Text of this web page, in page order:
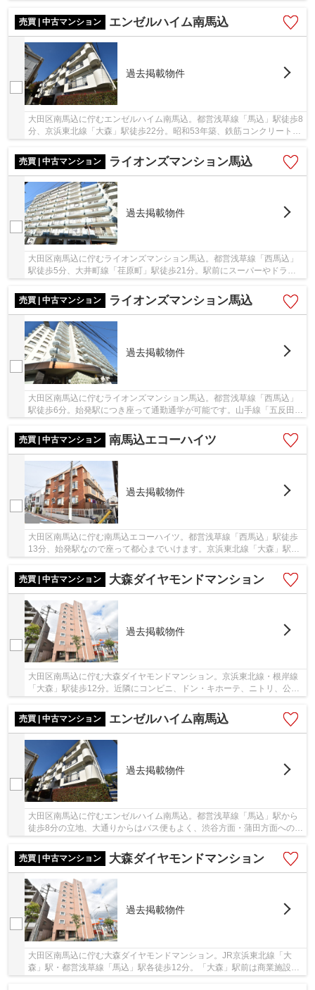
売買 | 中古マンション
エンゼルハイム南馬込
過去掲載物件
大田区南馬込に佇むエンゼルハイム南馬込。都営浅草線「馬込」駅徒歩8
分、京浜東北線「大森」駅徒歩22分。昭和53年築、鉄筋コンクリート造
4階建て総戸数16戸の低層マンションです。令...
売買 | 中古マンション
ライオンズマンション馬込
過去掲載物件
大田区南馬込に佇むライオンズマンション馬込。都営浅草線「西馬込」
駅徒歩5分、大井町線「荏原町」駅徒歩21分。駅前にスーパーやドラッ
グストアがあり、買い物も便利です。「西馬込」...
売買 | 中古マンション
ライオンズマンション馬込
過去掲載物件
大田区南馬込に佇むライオンズマンション馬込。都営浅草線「西馬込」
駅徒歩6分。始発駅につき座って通勤通学が可能です。山手線「五反田」
売買 | 中古マンション
南馬込エコーハイツ
過去掲載物件
大田区南馬込に佇む南馬込エコーハイツ。都営浅草線「西馬込」駅徒歩
13分、始発駅なので座って都心までいけます。京浜東北線「大森」駅も
売買 | 中古マンション
大森ダイヤモンドマンション
過去掲載物件
大田区南馬込に佇む大森ダイヤモンドマンション。京浜東北線・根岸線
「大森」駅徒歩12分。近隣にコンビニ、ドン・キホーテ、ニトリ、公
売買 | 中古マンション
エンゼルハイム南馬込
過去掲載物件
大田区南馬込に佇むエンゼルハイム南馬込。都営浅草線「馬込」駅から
徒歩8分の立地、大通りからはバス便もよく、渋谷方面・蒲田方面へのア
売買 | 中古マンション
大森ダイヤモンドマンション
過去掲載物件
大田区南馬込に佇む大森ダイヤモンドマンション。JR京浜東北線「大
森」駅・都営浅草線「馬込」駅各徒歩12分。「大森」駅前は商業施設や
飲食店が充実し、生活に便利な立地です。1972年...